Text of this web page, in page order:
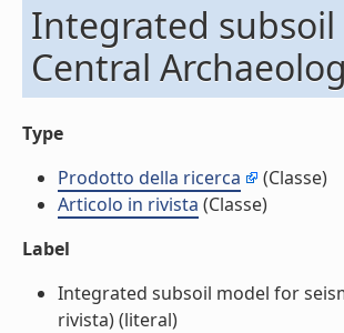
Integrated
Central
Type
Prodotto della ricerca
(Classe)
Articolo in rivista (Classe)
Label
Integrated subsoil model for
rivista) (literal)